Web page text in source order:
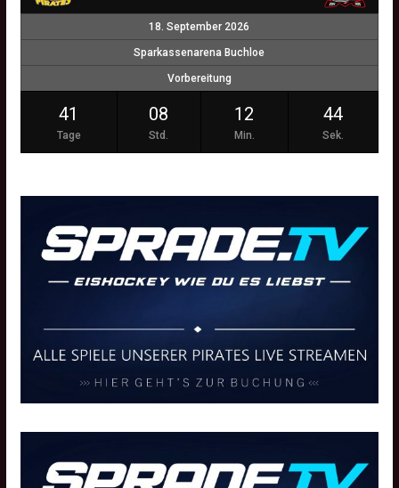
18. September 2026
Sparkassenarena Buchloe
Vorbereitung
41
Tage
08
Std.
12
Min.
43
Sek.